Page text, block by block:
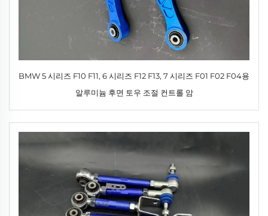
BMW 5 시리즈 F10 F11, 6 시리즈 F12 F13, 7 시리즈 F01 F02 F04용
알루미늄 후면 토우 조절 컨트롤 암